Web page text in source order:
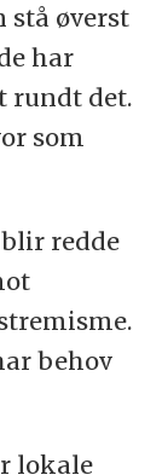
stå øverst
har
rundt det.
som
redde
behov
lokale